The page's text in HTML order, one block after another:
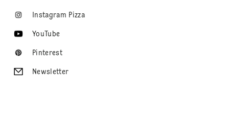
Instagram Pizza
YouTube
Pinterest
Newsletter